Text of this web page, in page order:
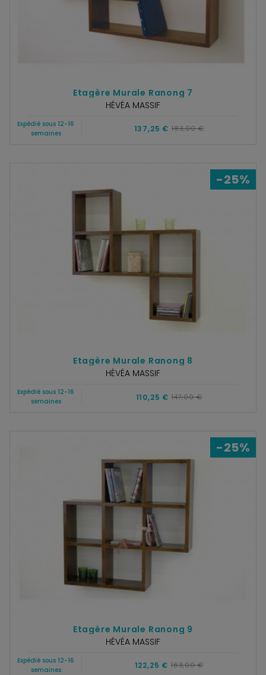
Etagère Murale Ranong 7
HÉVÉA MASSIF
Expédié sous 12-16
semaines
137,25 € 183,00 €
-25%
Etagère Murale Ranong 8
HÉVÉA MASSIF
Expédié sous 12-16
semaines
110,25 € 147,00 €
-25%
Etagère Murale Ranong 9
HÉVÉA MASSIF
Expédié sous 12-16
semaines
122,25 € 163,00 €